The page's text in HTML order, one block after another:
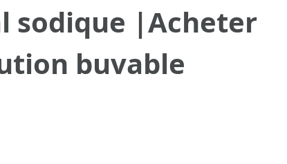
sodique |Acheter
buvable